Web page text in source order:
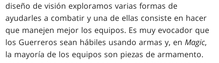
diseño de visión exploramos varias formas de
ayudarles a combatir y una de ellas consiste en hacer
que manejen mejor los equipos. Es muy evocador que
los Guerreros sean hábiles usando armas y, enMagic,
la mayoría de los equipos son piezas de armamento.